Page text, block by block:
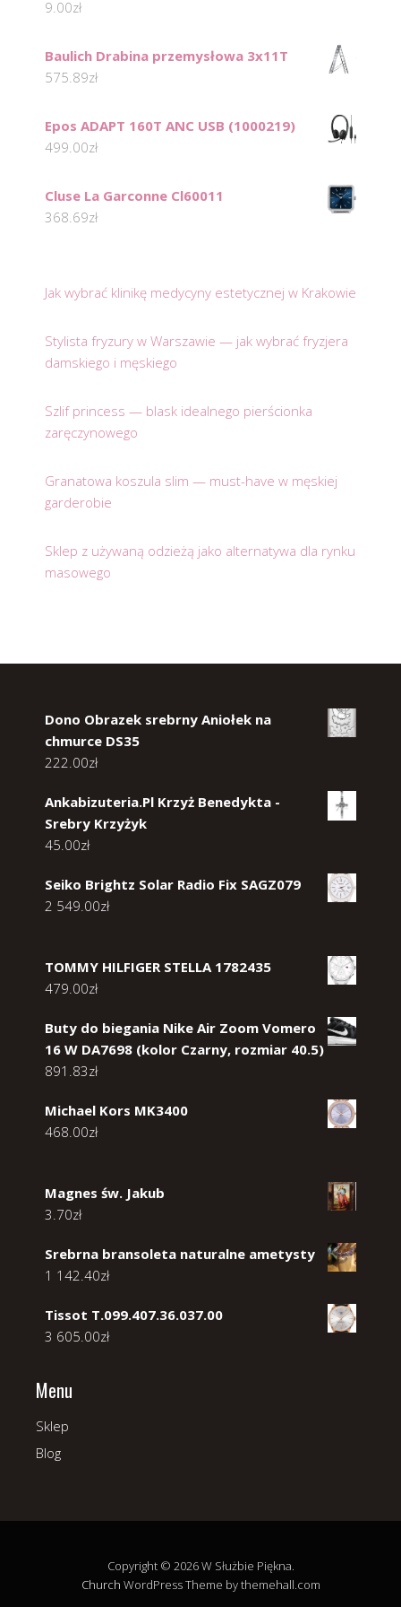
9.00zł
Baulich Drabina przemysłowa 3x11T
575.89zł
Epos ADAPT 160T ANC USB (1000219)
499.00zł
Cluse La Garconne Cl60011
368.69zł
Jak wybrać klinikę medycyny estetycznej w Krakowie
Stylista fryzury w Warszawie — jak wybrać fryzjera
damskiego i męskiego
Szlif princess — blask idealnego pierścionka
zaręczynowego
Granatowa koszula slim — must-have w męskiej
garderobie
Sklep z używaną odzieżą jako alternatywa dla rynku
masowego
Dono Obrazek srebrny Aniołek na
chmurce DS35
222.00zł
Ankabizuteria.Pl Krzyż Benedykta -
Srebry Krzyżyk
45.00zł
Seiko Brightz Solar Radio Fix SAGZ079
2 549.00zł
TOMMY HILFIGER STELLA 1782435
479.00zł
Buty do biegania Nike Air Zoom Vomero
16 W DA7698 (kolor Czarny, rozmiar 40.5)
891.83zł
Michael Kors MK3400
468.00zł
Magnes św. Jakub
3.70zł
Srebrna bransoleta naturalne ametysty
1 142.40zł
Tissot T.099.407.36.037.00
3 605.00zł
Menu
Sklep
Blog
Copyright © 2026 W Służbie Piękna.
Church WordPress Theme by themehall.com